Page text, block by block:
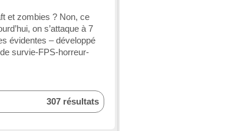
et zombies ? Non, ce
on s’attaque à 7
évidentes – développé
survie-FPS-horreur-
307 résultats